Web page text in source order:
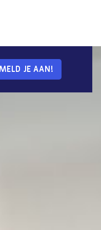
JE AAN!